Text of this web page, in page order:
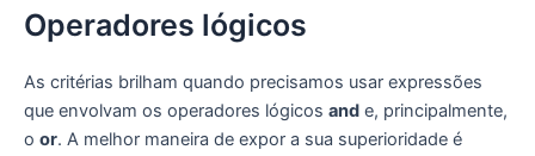
Operadores lógicos
As critérias brilham quando precisamos usar expressões
que envolvam os operadores lógicos and e, principalmente,
o or. A melhor maneira de expor a sua superioridade é